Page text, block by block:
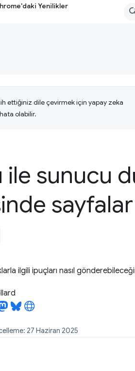
Yenilikler
ettiğiniz dile çevirmek için yapay zeka
olabilir.
ile sunucu
sayfalar
ilgili ipuçları nasıl
27 Haziran 2025